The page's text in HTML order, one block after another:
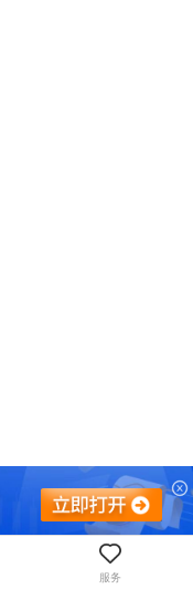
服务